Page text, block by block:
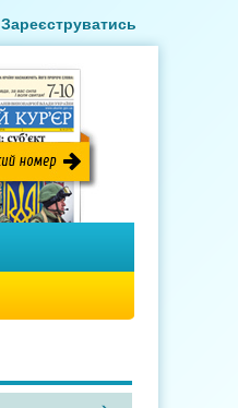
Зареєструватись